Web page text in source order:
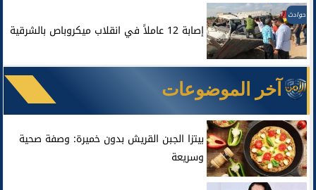
حوادث
إصابة 12 عاملاً في انقلاب ميكروباص بالشرقية
آخر الموضوعات
بيتزا الجبن القريش بدون خميرة: وصفة صحية
وسريعة